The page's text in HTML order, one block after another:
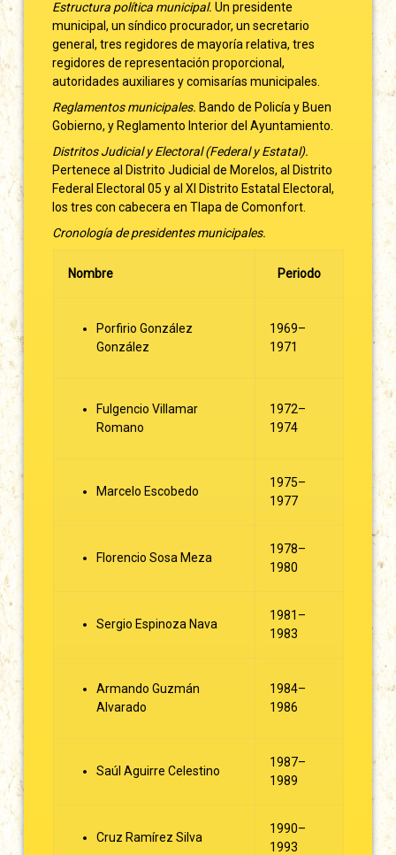
Estructura política municipal.Un presidente
municipal, un síndico procurador, un secretario
general, tres regidores de mayoría relativa, tres
regidores de representación proporcional,
autoridades auxiliares y comisarías municipales.
Reglamentos municipales. Bando de Policía y Buen
Gobierno, y Reglamento Interior del Ayuntamiento.
Distritos Judicial y Electoral (Federal y Estatal).
Pertenece al Distrito Judicial de Morelos, al Distrito
Federal Electoral 05 y al XI Distrito Estatal Electoral,
los tres con cabecera en Tlapa de Comonfort.
Cronología de presidentes municipales.
Nombre Periodo
Porfirio González
González
1969–
1971
Fulgencio Villamar
Romano
1972–
1974
Marcelo Escobedo
1975–
1977
Florencio Sosa Meza
1978–
1980
Sergio Espinoza Nava
1981–
1983
Armando Guzmán
Alvarado
1984–
1986
Saúl Aguirre Celestino
1987–
1989
Cruz Ramírez Silva
1990–
1993